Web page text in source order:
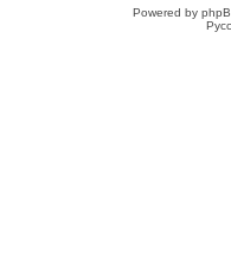
Powered by